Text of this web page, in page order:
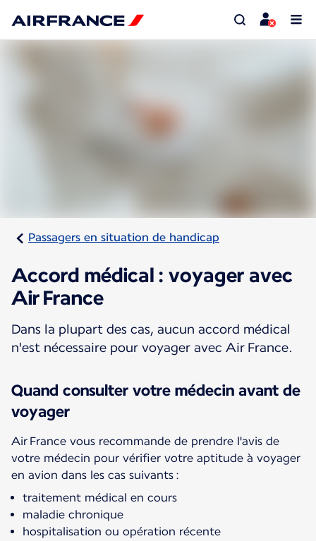
Passagers en situation de handicap
Accord médical : voyager avec
Air France
Dans la plupart des cas, aucun accord médical
n'est nécessaire pour voyager avec Air France.
Quand consulter votre médecin avant de
voyager
Air France vous recommande de prendre l'avis de
votre médecin pour vérifier votre aptitude à voyager
en avion dans les cas suivants :
traitement médical en cours
maladie chronique
hospitalisation ou opération récente